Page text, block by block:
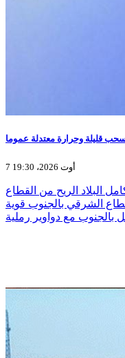
قليلة وحرارة معتدلة عموما
7 أوت 2026، 19:30
البلاد الريح من القطاع
الشرقي بالجنوب قوية